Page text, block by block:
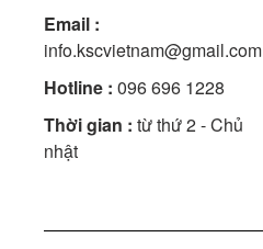
Email :
info.kscvietnam@gmail.com
Hotline : 096 696 1228
Thời gian : từ thứ 2 - Chủ
nhật